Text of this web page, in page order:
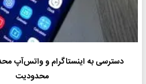
دسترسی به اینستاگرام و واتس‌آپ
محدودیت